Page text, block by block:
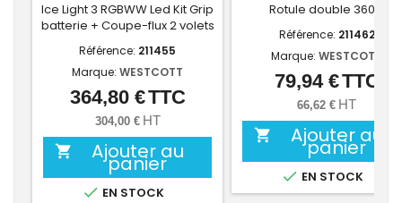
Ice Light 3 RGBWW Led Kit Grip
batterie + Coupe-flux 2 volets
Référence: 211455
Marque: WESTCOTT
Prix
364,80 €TTC
304,00 € HT
 Ajouter au
panier
 EN STOCK
Rotule double 360°
Référence: 211462
Marque: WESTCOTT
Prix
79,94 €TTC
66,62 € HT
 Ajouter au
panier
 EN STOCK